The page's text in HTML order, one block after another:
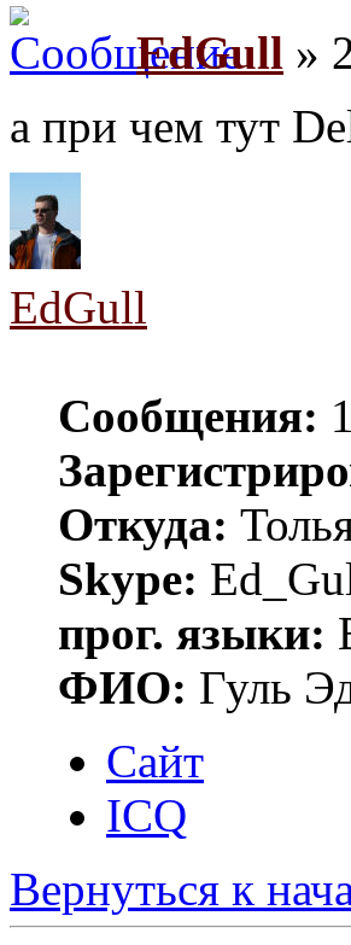
EdGull »
а при чем тут
EdGull
Сообщения:
Откуда:
Skype:
прог. языки:
ФИО: Гуль
Сайт
ICQ
Вернуться к